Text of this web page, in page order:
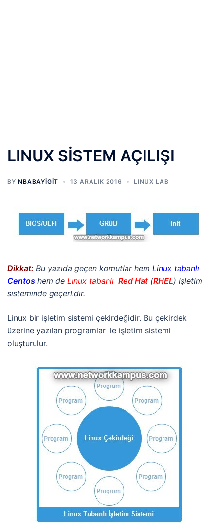
LINUX SİSTEM AÇILIŞI
BY NBABAYIGIT 13 ARALIK 2016 LINUX LAB
Dikkat: Bu yazıda geçen komutlar hem Linux tabanlı
Centos hem de Linux tabanlı Red Hat (RHEL) işletim
sisteminde geçerlidir.
Linux bir işletim sistemi çekirdeğidir. Bu çekirdek
üzerine yazılan programlar ile işletim sistemi
oluşturulur.